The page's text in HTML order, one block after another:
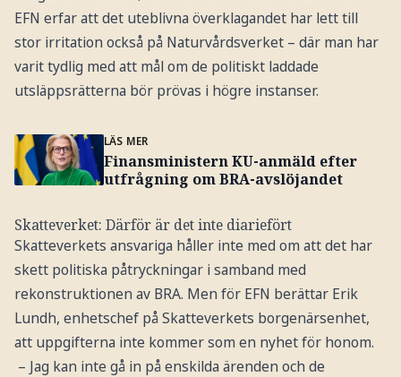
EFN erfar att det uteblivna överklagandet har lett till
stor irritation också på Naturvårdsverket – där man har
varit tydlig med att mål om de politiskt laddade
utsläppsrätterna bör prövas i högre instanser.
LÄS MER
Finansministern KU-anmäld efter
utfrågning om BRA-avslöjandet
Skatteverket: Därför är det inte diariefört
Skatteverkets ansvariga håller inte med om att det har
skett politiska påtryckningar i samband med
rekonstruktionen av BRA. Men för EFN berättar Erik
Lundh, enhetschef på Skatteverkets borgenärsenhet,
att uppgifterna inte kommer som en nyhet för honom.
– Jag kan inte gå in på enskilda ärenden och de